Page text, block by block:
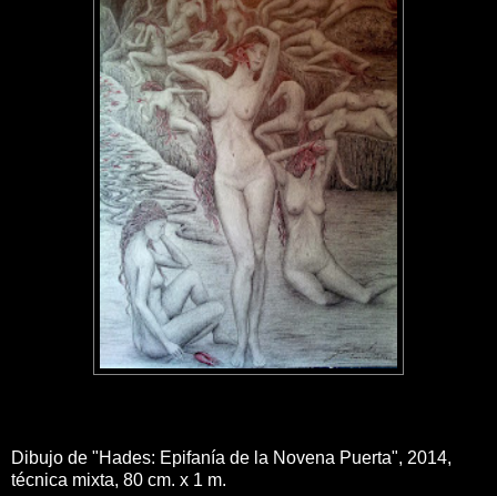
Dibujo de "Hades: Epifanía de la Novena Puerta", 2014,
técnica mixta, 80 cm. x 1 m.